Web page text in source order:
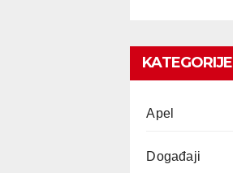
KATEGORIJE
Apel
Događaji